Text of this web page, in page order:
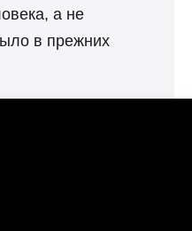
а не
в прежних